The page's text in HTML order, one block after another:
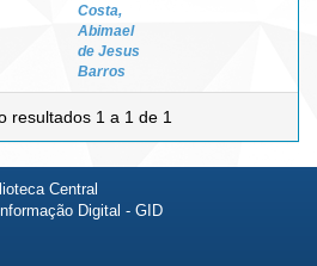
Costa,
Abimael
de Jesus
Barros
resultados 1 a 1 de 1
Central
Digital - GID